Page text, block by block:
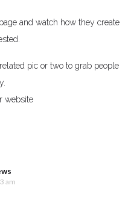
and watch how they create
pic or two to grab people
website
am